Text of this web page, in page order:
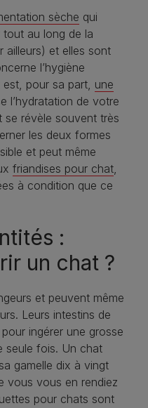
sèche qui
au long de la
ailleurs) et elles sont
l’hygiène
pour sa part, une
l’hydratation de votre
se révèle souvent très
les deux formes
et peut même
friandises pour chat,
à condition que ce
:
un chat ?
et peuvent même
Leurs intestins de
ingérer une grosse
seule fois. Un chat
gamelle dix à vingt
vous vous en rendiez
pour chats sont